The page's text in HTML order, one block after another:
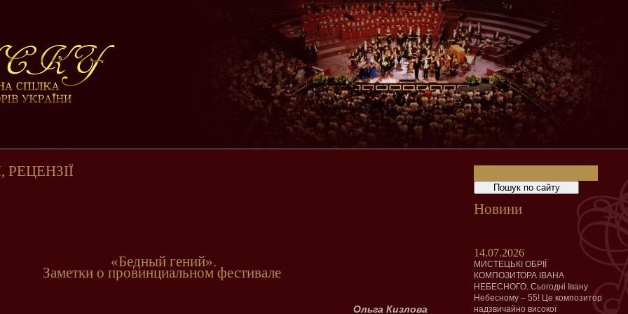
Новини
14.07.2026
МИСТЕЦЬКІ ОБРІЇ
КОМПОЗИТОРА ІВАНА
НЕБЕСНОГО. Сьогодні Івану
Небесному – 55! Це композитор
надзвичайно високої
РЕЦЕНЗІЇ
«Бедный гений».
Заметки о провинциальном фестивале
Ольга Кизлова